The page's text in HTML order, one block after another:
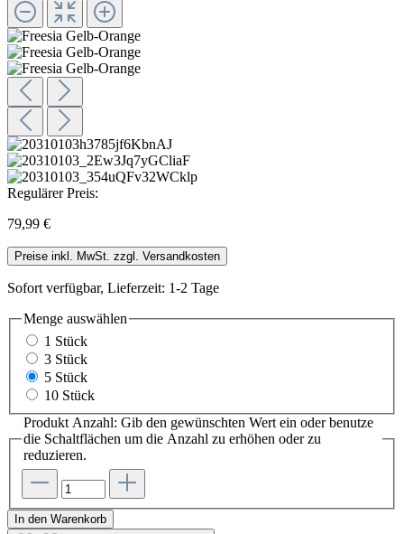
Regulärer Preis:
79,99 €
Preise inkl. MwSt. zzgl. Versandkosten
Sofort verfügbar, Lieferzeit: 1-2 Tage
Menge auswählen
1 Stück
3 Stück
5 Stück
10 Stück
Produkt Anzahl: Gib den gewünschten Wert ein oder benutze
die Schaltflächen um die Anzahl zu erhöhen oder zu
reduzieren.
In den Warenkorb